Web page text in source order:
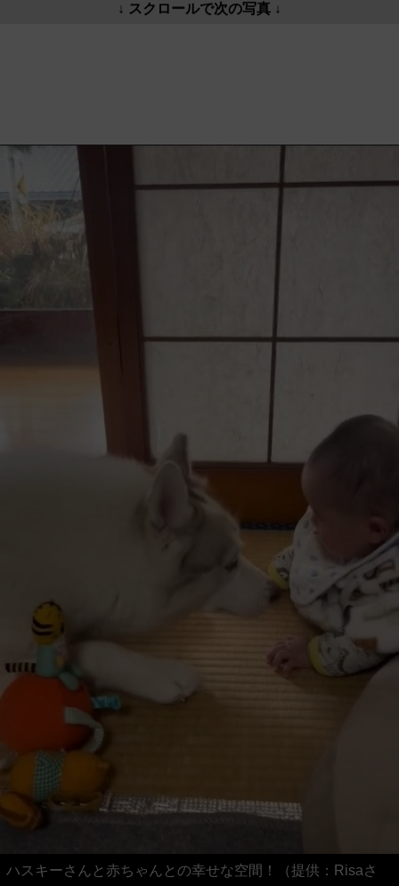
↓ スクロールで次の写真 ↓
ハスキーさんと赤ちゃんとの幸せな空間！（提供：Risaさ